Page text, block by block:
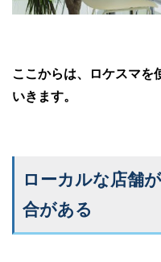
ここからは、ロケスマを
いきます。
ローカルな店舗
合がある